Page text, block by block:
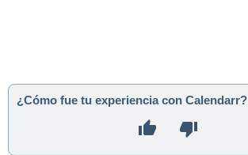
¿Cómo fue tu experiencia con Calendarr?